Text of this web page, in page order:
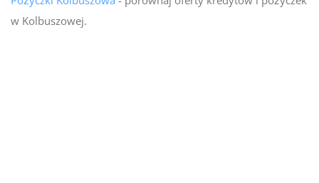
w Kolbuszowej.